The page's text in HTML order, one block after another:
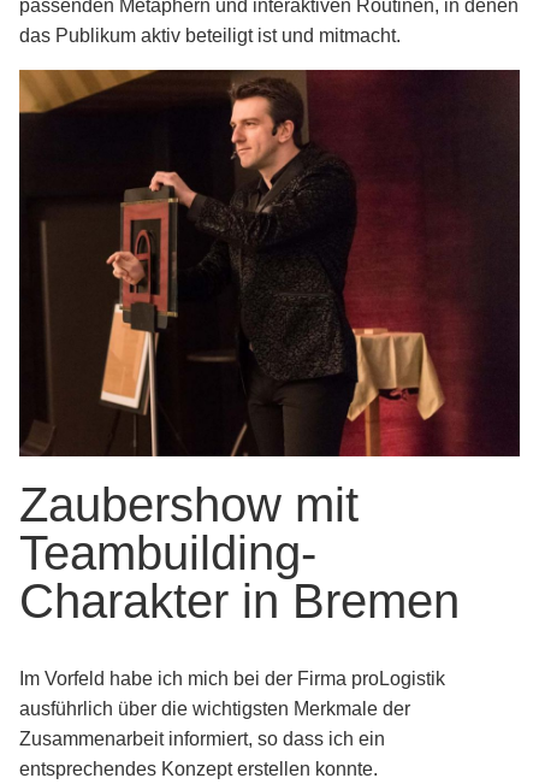
passenden Metaphern und interaktiven Routinen, in denen
das Publikum aktiv beteiligt ist und mitmacht.
Zaubershow mit
Teambuilding-
Charakter in Bremen
Im Vorfeld habe ich mich bei der Firma proLogistik
ausführlich über die wichtigsten Merkmale der
Zusammenarbeit informiert, so dass ich ein
entsprechendes Konzept erstellen konnte.